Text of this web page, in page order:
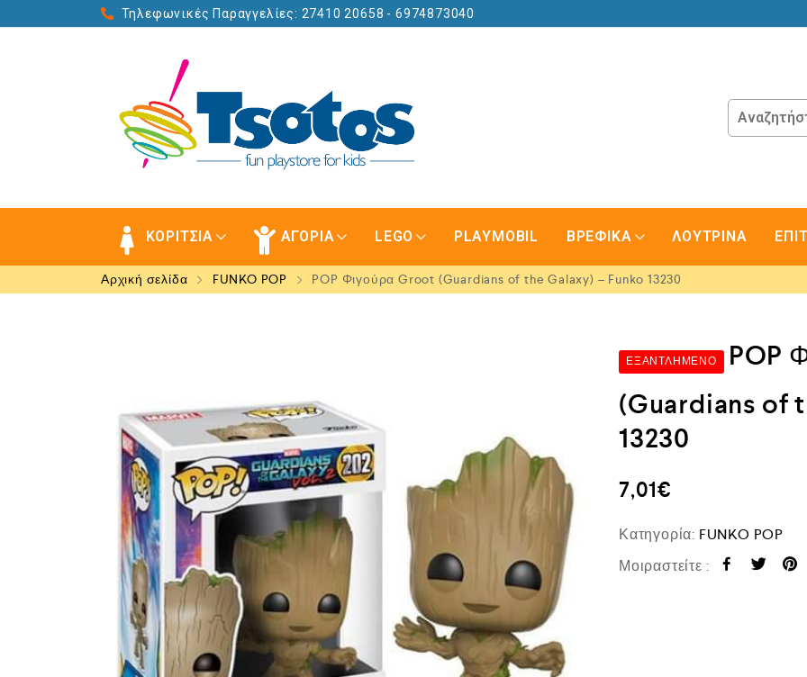
Τηλεφωνικές Παραγγελίες: 27410 20658 - 6974873040
ΚΟΡΙΤΣΙΑ ΑΓΟΡΙΑ LEGO PLAYMOBIL ΒΡΕΦΙΚΑ ΛΟΥΤΡΙΝΑ
Αρχική σελίδα FUNKO POP POP Φιγούρα Groot (Guardians of the Galaxy) – Funko 13230
ΕΞΑΝΤΛΗΜΈΝΟ
POP
(Guardians of
13230
7,01€
Κατηγορία: FUNKO POP
Μοιραστείτε :